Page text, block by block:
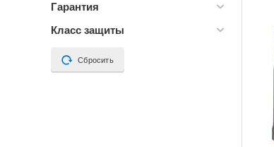
Гарантия
Класс защиты
Сбросить